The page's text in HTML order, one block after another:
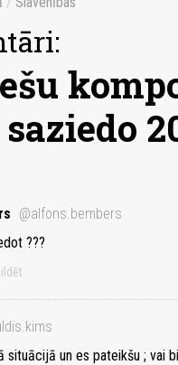
@alfons.bembers
???
situācijā un es pateikšu ; vai